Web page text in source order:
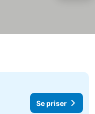
Se priser